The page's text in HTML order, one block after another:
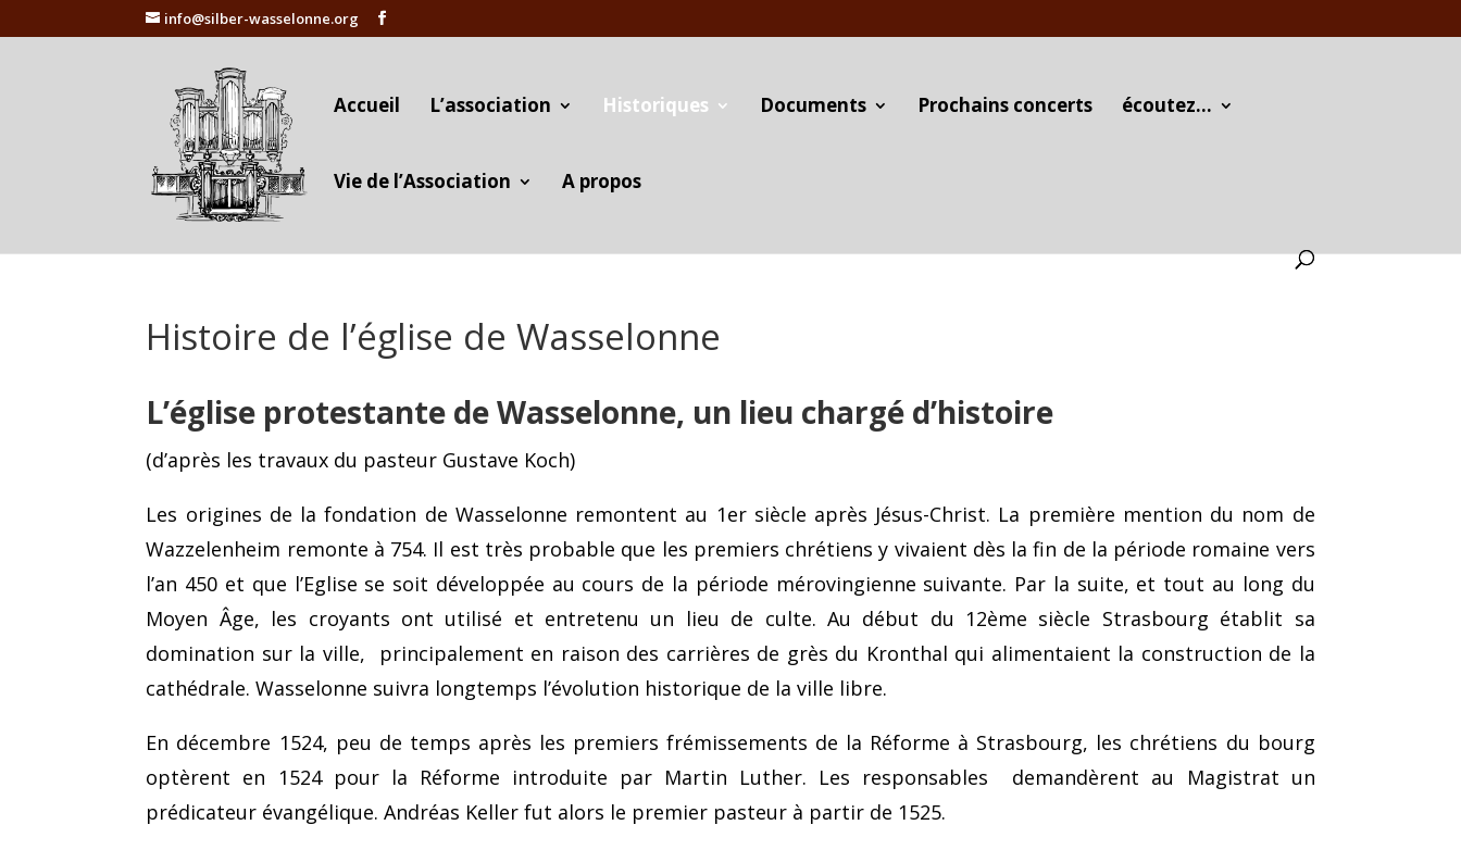
info@silber-wasselonne.org
Accueil L’association Historiques Documents Prochains concerts écoutez…
Vie de l’Association A propos
Histoire de l’église de Wasselonne
L’église protestante de Wasselonne, un lieu chargé d’histoire
(d’après les travaux du pasteur Gustave Koch)
Les origines de la fondation de Wasselonne remontent au 1er siècle après Jésus-Christ. La première mention du nom de
Wazzelenheim remonte à 754. Il est très probable que les premiers chrétiens y vivaient dès la fin de la période romaine vers
l’an 450 et que l’Eglise se soit développée au cours de la période mérovingienne suivante. Par la suite, et tout au long du
Moyen Âge, les croyants ont utilisé et entretenu un lieu de culte. Au début du 12ème siècle Strasbourg établit sa
domination sur la ville, principalement en raison des carrières de grès du Kronthal qui alimentaient la construction de la
cathédrale. Wasselonne suivra longtemps l’évolution historique de la ville libre.
En décembre 1524, peu de temps après les premiers frémissements de la Réforme à Strasbourg, les chrétiens du bourg
optèrent en 1524 pour la Réforme introduite par Martin Luther. Les responsables demandèrent au Magistrat un
prédicateur évangélique. Andréas Keller fut alors le premier pasteur à partir de 1525.